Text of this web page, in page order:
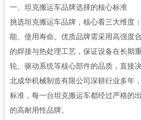
一、坦克搬运车品牌选择的核心标准
挑选坦克搬运车品牌，核心看三大维度
能、使用寿命。优质品牌需采用高强度
的焊接与热处理工艺，保证设备在长期
轮、驱动系统等核心部件的品质，直接
北成华机械制造有限公司深耕行业多年
标准，每一台坦克搬运车都经过严格的
的高耐用性品牌。